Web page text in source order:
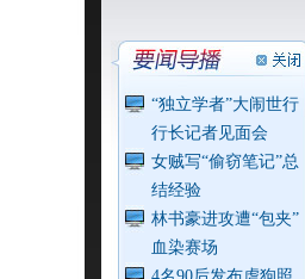
“独立学者”大闹世行
行长记者见面会
女贼写“偷窃笔记”总
结经验
林书豪进攻遭“包夹”
血染赛场